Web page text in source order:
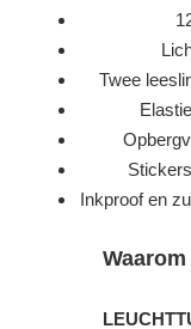
Twee
Inkproof en
Waarom